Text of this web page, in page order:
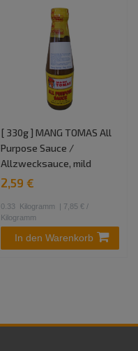
[ 330g ] MANG TOMAS All
Purpose Sauce /
Allzwecksauce, mild
2,59 €
0.33 Kilogramm
| 7,85 € /
Kilogramm
In den Warenkorb